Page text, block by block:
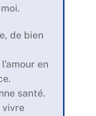
de bien
en
santé.
vivre